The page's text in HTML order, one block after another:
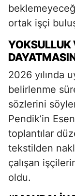
ortak işçi
YOKSULLUK
2026 yılında
belirlenme
sözlerini
Pendik’in
toplantılar
tekstilden
çalışan
oldu.